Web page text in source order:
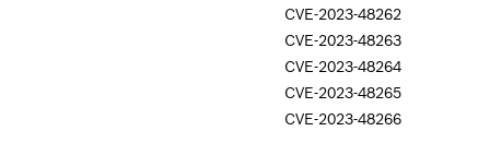
CVE-2023-48262
CVE-2023-48263
CVE-2023-48264
CVE-2023-48265
CVE-2023-48266